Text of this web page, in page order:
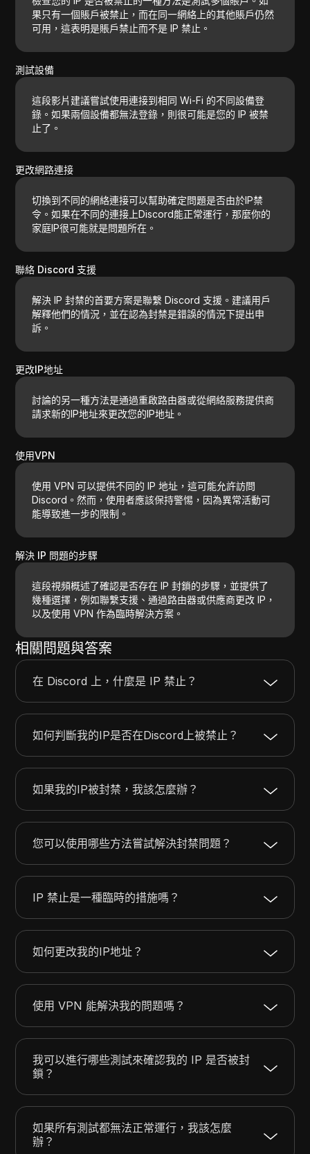
果只有一個賬戶被禁止，而在同一網絡上的其他賬戶仍然
可用，這表明是賬戶禁止而不是 IP 禁止。
測試設備
這段影片建議嘗試使用連接到相同 Wi-Fi 的不同設備登
錄。如果兩個設備都無法登錄，則很可能是您的 IP 被禁
止了。
更改網路連接
切換到不同的網絡連接可以幫助確定問題是否由於IP禁
令。如果在不同的連接上Discord能正常運行，那麼你的
家庭IP很可能就是問題所在。
聯絡 Discord 支援
解決 IP 封禁的首要方案是聯繫 Discord 支援。建議用戶
解釋他們的情況，並在認為封禁是錯誤的情況下提出申
訴。
更改IP地址
討論的另一種方法是通過重啟路由器或從網絡服務提供商
請求新的IP地址來更改您的IP地址。
使用VPN
使用 VPN 可以提供不同的 IP 地址，這可能允許訪問
Discord。然而，使用者應該保持警惕，因為異常活動可
能導致進一步的限制。
解決 IP 問題的步驟
這段視頻概述了確認是否存在 IP 封鎖的步驟，並提供了
幾種選擇，例如聯繫支援、通過路由器或供應商更改 IP，
以及使用 VPN 作為臨時解決方案。
相關問題與答案
在 Discord 上，什麼是 IP 禁止？
如何判斷我的IP是否在Discord上被禁止？
如果我的IP被封禁，我該怎麼辦？
您可以使用哪些方法嘗試解決封禁問題？
IP 禁止是一種臨時的措施嗎？
如何更改我的IP地址？
使用 VPN 能解決我的問題嗎？
我可以進行哪些測試來確認我的 IP 是否被封
鎖？
如果所有測試都無法正常運行，我該怎麼
辦？